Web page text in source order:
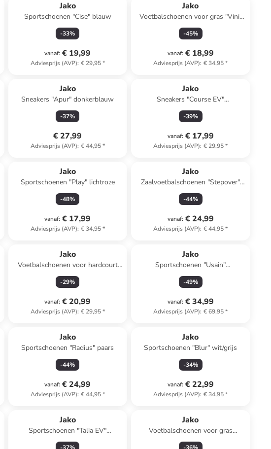
Jako
Sportschoenen "Cise" blauw
-33%
vanaf: € 19,99
Adviesprijs (AVP): € 29,95*
Jako
Voetbalschoenen voor gras "Vini"
wit/rood
-45%
vanaf: € 18,99
Adviesprijs (AVP): € 34,95*
Jako
Sneakers "Apur" donkerblauw
-37%
€ 27,99
Adviesprijs (AVP): € 44,95*
Jako
Sneakers "Course EV"
zilverkleurig/goudkleurig
-39%
vanaf: € 17,99
Adviesprijs (AVP): € 29,95*
Jako
Sportschoenen "Play" lichtroze
-48%
vanaf: € 17,99
Adviesprijs (AVP): € 34,95*
Jako
Zaalvoetbalschoenen "Stepover"
zwart
-44%
vanaf: € 24,99
Adviesprijs (AVP): € 44,95*
Jako
Voetbalschoenen voor hardcourt
"Signature" zwart
-29%
vanaf: € 20,99
Adviesprijs (AVP): € 29,95*
Jako
Sportschoenen "Usain"
lichtblauw/lichtroze
-49%
vanaf: € 34,99
Adviesprijs (AVP): € 69,95*
Jako
Sportschoenen "Radius" paars
-44%
vanaf: € 24,99
Adviesprijs (AVP): € 44,95*
Jako
Sportschoenen "Blur" wit/grijs
-34%
vanaf: € 22,99
Adviesprijs (AVP): € 34,95*
Jako
Sportschoenen "Talia EV"
blauw/roze
Jako
Voetbalschoenen voor gras
"Signature" groen